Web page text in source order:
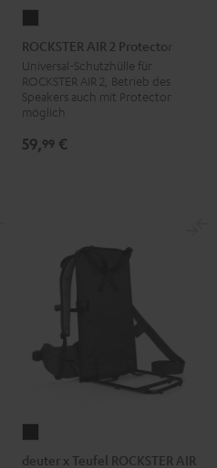
AIR
2
Protector
Schwarz
ROCKSTER AIR 2 Protector
Universal-Schutzhülle für
ROCKSTER AIR 2, Betrieb des
Speakers auch mit Protector
möglich
59,99 €
deuter x Teufel ROCKSTER AIR